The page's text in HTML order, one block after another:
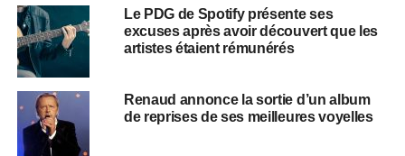
Le PDG de Spotify présente ses
excuses après avoir découvert que les
artistes étaient rémunérés
Renaud annonce la sortie d’un album
de reprises de ses meilleures voyelles